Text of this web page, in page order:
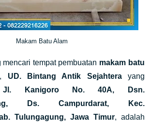
Makam Batu Alam
tempat pembuatan makam batu
UD. Bintang Antik Sejahterayang
Jl. Kanigoro No. 40A, Dsn.
Ds. Campurdarat, Kec.
Tulungagung, Jawa Timur, adalah